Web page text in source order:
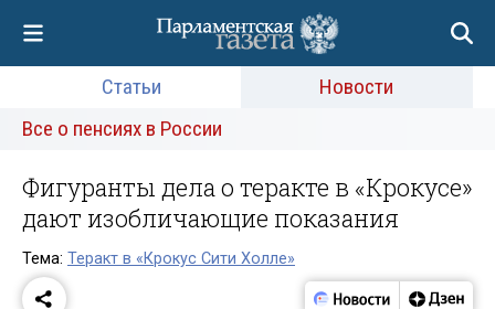
Статьи
Новости
Все о пенсиях в России
Фигуранты дела о теракте в «Крокусе»
дают изобличающие показания
Тема: Теракт в «Крокус Сити Холле»